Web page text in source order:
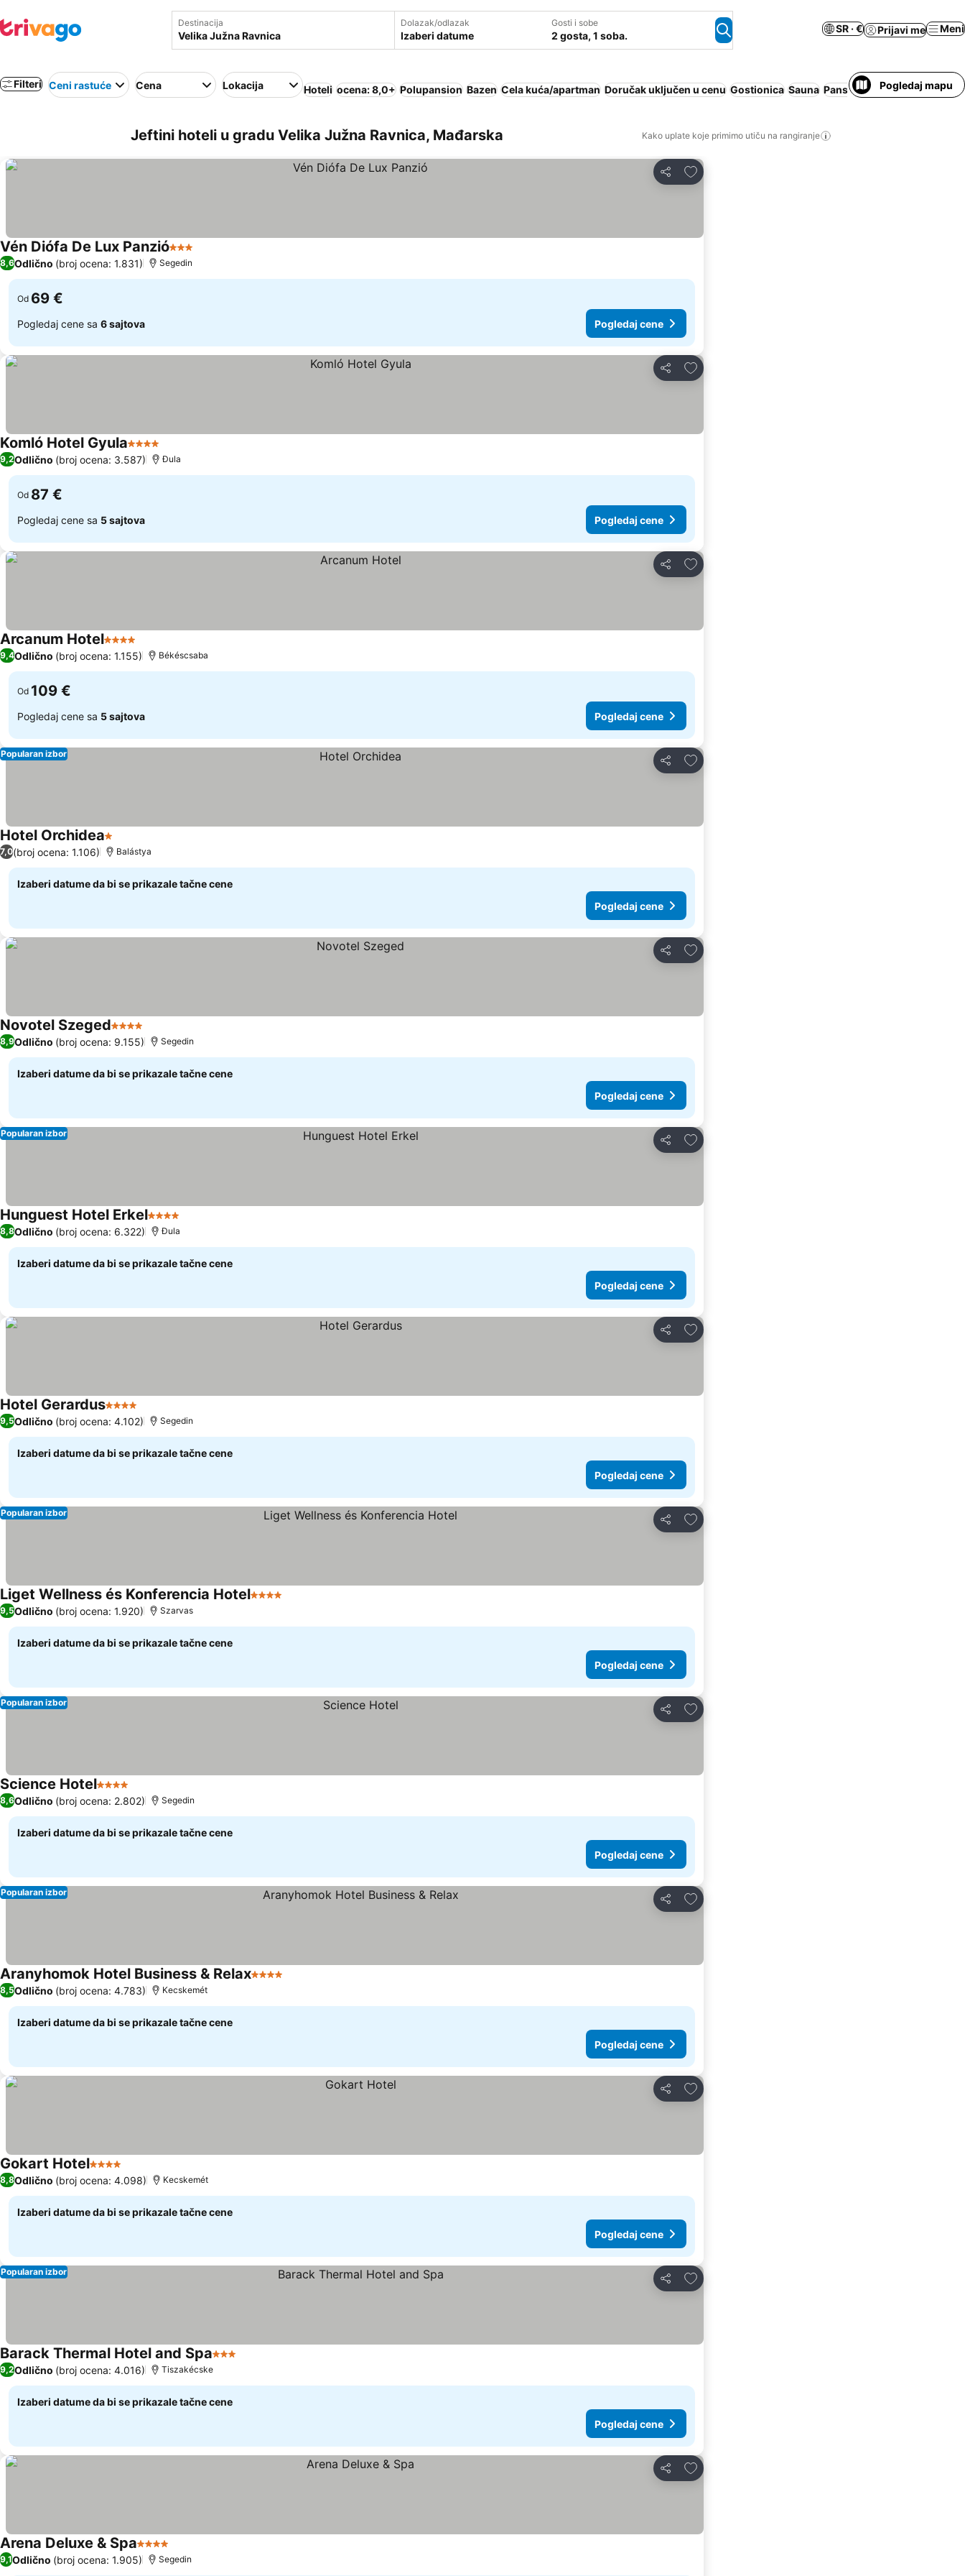
Destinacija Dolazak/odlazak
Izaberi datume
Gosti i sobe
2 gosta, 1 soba.
SR · € Prijavi me Meni
Filteri Ceni rastuće Cena Lokacija Hoteli ocena: 8,0+ Polupansion Bazen Cela kuća/apartman Doručak uključen u cenu Gostionica Sauna Pansion sa doručkom Motel
Pogledaj mapu
Jeftini hoteli u gradu Velika Južna Ravnica, Mađarska Kako uplate koje primimo utiču na rangiranje
Deli
Dodati u favorite
Vén Diófa De Lux Panzió3 Zvezdice
8,6Odlično (broj ocena: 1.831) Segedin
Od 69 €
Pogledaj cene sa 6 sajtova Pogledaj cene
Deli
Dodati u favorite
Komló Hotel Gyula4 Zvezdice
9,2Odlično (broj ocena: 3.587) Đula
Od 87 €
Pogledaj cene sa 5 sajtova Pogledaj cene
Deli
Dodati u favorite
Arcanum Hotel4 ZvezdicePogledaj cene
9,4Odlično (broj ocena: 1.155) Békéscsaba
Od 109 €
Pogledaj cene sa 5 sajtova Pogledaj cene
Deli
Dodati u favorite
Popularan izbor
Hotel Orchidea1 Zvezdice
7,0(broj ocena: 1.106) Balástya
Izaberi datume da bi se prikazale tačne cene
Pogledaj cene
Deli
Dodati u favorite
Novotel Szeged4 ZvezdicePogledaj cene
8,9Odlično (broj ocena: 9.155) Segedin
Izaberi datume da bi se prikazale tačne cene
Pogledaj cene
Deli
Dodati u favorite
Popularan izbor
Hunguest Hotel Erkel4 Zvezdice
8,8Odlično (broj ocena: 6.322) Đula
Izaberi datume da bi se prikazale tačne cene
Pogledaj cene
Deli
Dodati u favorite
Hotel Gerardus4 ZvezdicePogledaj cene
9,5Odlično (broj ocena: 4.102) Segedin
Izaberi datume da bi se prikazale tačne cene
Pogledaj cene
Deli
Dodati u favorite
Popularan izbor
Liget Wellness és Konferencia Hotel4 Zvezdice
9,5Odlično (broj ocena: 1.920) Szarvas
Izaberi datume da bi se prikazale tačne cene
Pogledaj cene
Deli
Dodati u favorite
Popularan izbor
Science Hotel4 ZvezdicePogledaj cene
8,6Odlično (broj ocena: 2.802) Segedin
Izaberi datume da bi se prikazale tačne cene
Pogledaj cene
Deli
Dodati u favorite
Popularan izbor
Aranyhomok Hotel Business & Relax4 Zvezdice
8,5Odlično (broj ocena: 4.783) Kecskemét
Izaberi datume da bi se prikazale tačne cene
Pogledaj cene
Deli
Dodati u favorite
Gokart Hotel4 ZvezdicePogledaj cene
8,8Odlično (broj ocena: 4.098) Kecskemét
Izaberi datume da bi se prikazale tačne cene
Pogledaj cene
Deli
Dodati u favorite
Popularan izbor
Barack Thermal Hotel and Spa3 Zvezdice
9,2Odlično (broj ocena: 4.016) Tiszakécske
Izaberi datume da bi se prikazale tačne cene
Pogledaj cene
Deli
Dodati u favorite
Arena Deluxe & Spa4 Zvezdice
9,1Odlično (broj ocena: 1.905) Segedin